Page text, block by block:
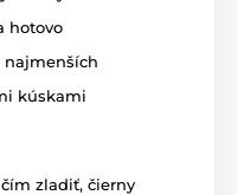
hotovo
najmenších
kúskami
zladiť, čierny